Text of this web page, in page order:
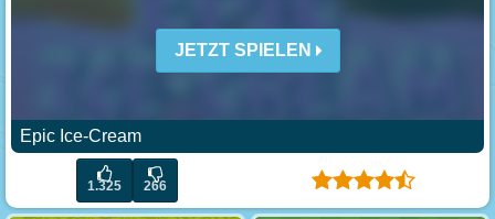
JETZT SPIELEN
Epic Ice-Cream
1.325 266